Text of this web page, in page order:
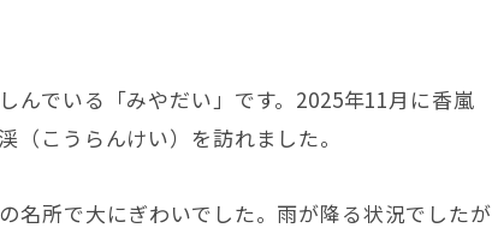
んでいる「みやだい」です。2025年11月に香嵐
こうらんけい）を訪れました。
名所で大にぎわいでした。雨が降る状況でしたが